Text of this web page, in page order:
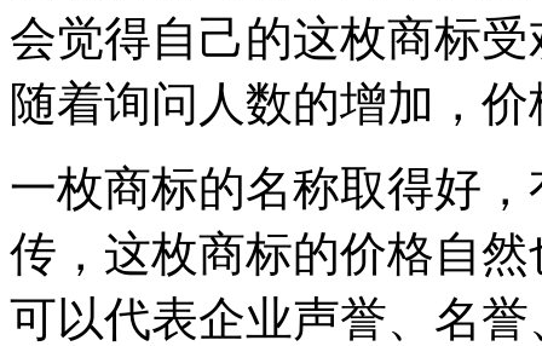
会觉得自己的这枚商标
随着询问人数的增加，
一枚商标的名称取得好
传，这枚商标的价格自
可以代表企业声誉、名